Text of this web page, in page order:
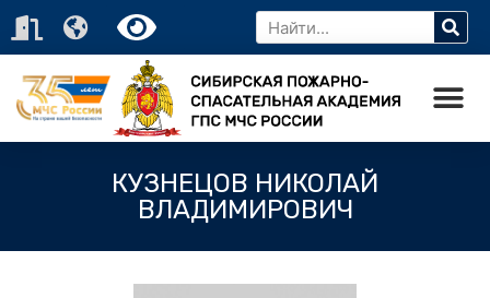
КУЗНЕЦОВ НИКОЛАЙ
ВЛАДИМИРОВИЧ